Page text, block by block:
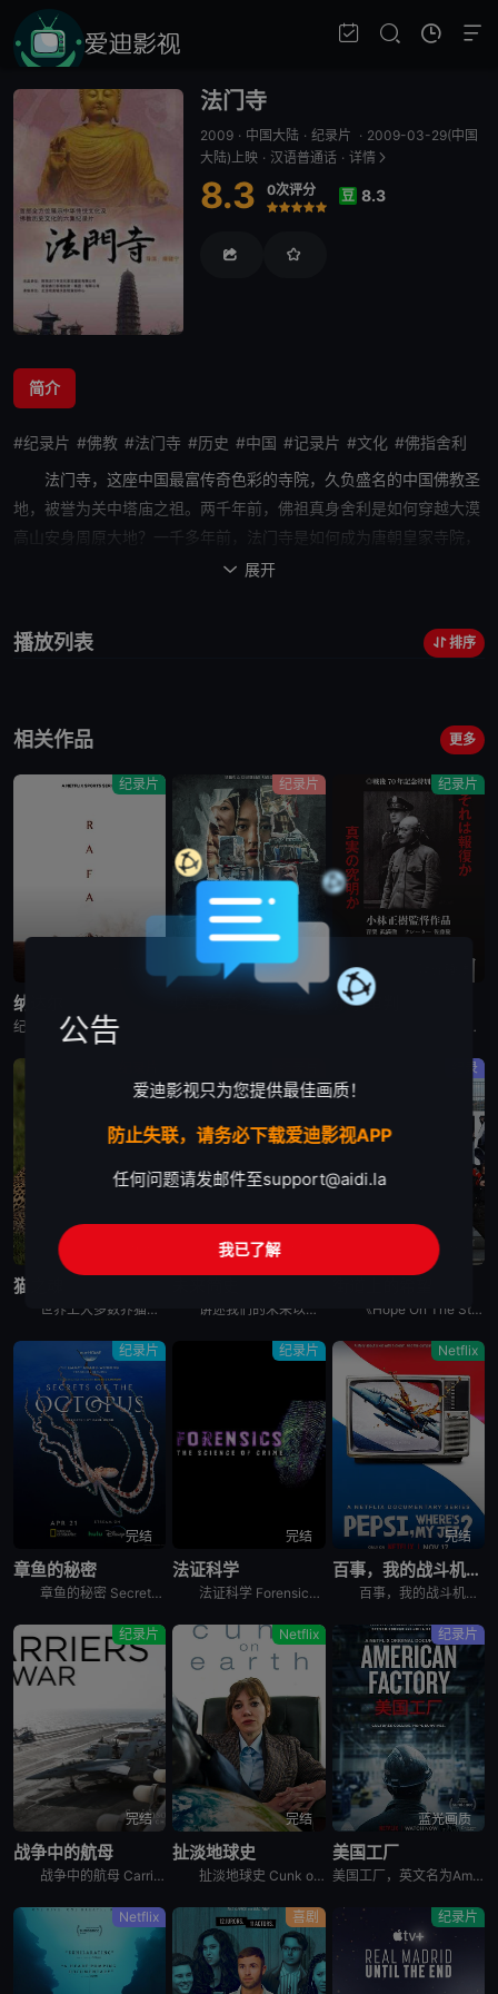
法门寺
2009 · 中国大陆 · 纪录片 · 2009-03-29(中国
大陆)上映 · 汉语普通话 · 详情
8.3 0次评分
很差
较差
还行推荐力荐
豆 8.3
简介
#纪录片 #佛教 #法门寺 #历史 #中国 #记录片 #文化 #佛指舍利
法门寺，这座中国最富传奇色彩的寺院，久负盛名的中国佛教圣
地，被誉为关中塔庙之祖。两千年前，佛祖真身舍利是如何穿越大漠
高山安身周原大地？一千多年前，
法门寺 是如何成为唐朝皇家寺院，
并集中展现了辉煌帝国的盖世雄风？20年前，在幽暗的地下度过漫长
替、帝王的好恶，历经兴衰荣辱，
沉浮？失传千年之久的唐密文
现。《法门寺
》是一部追溯历史的佛教“史记”，一幅再现圣地的历史
色彩的寺院－－法门寺 为核心，以独特的视角穿越历史迷雾 揭示佛教
历史上的系列千古谜团。通过法门寺地宫的发...
 展开
播放列表 排序
相关作品 更多
纪录片
已完结
纳达尔
纪录片
完结
纪录片
东京审判
围绕着東京审判这一重要历史事件, 本片除了讲述过程外, 更重要的还是提出了一系列国际法法律问题和伦理道德疑问, 如事后法问题, 战争罪的有無, 以及个人辩护和国家辩护的选择和远东国际法庭战犯的选择
猫之魂
世界上大多数养猫的人都能通过宠物的眼睛窥见动物的野性。这部纪录片着眼于家猫和它们的野生表亲们，以及它们的祖先之间，在行为上隐约可见的关联。镜头特别勾勒出这些相似之处，并向所谓的“主人们”（如果猫真 讲述我们的未来以及我们如何重新构想它们。由著名未来学家阿里·瓦拉赫主持，邀请观众踏上一次环游世界的旅程，充满发现、希望和可能性，了解我们今天所处的位置以及接下来会发生什么。将历史、科学和意想不到的
纪录
《Hope On The Street》是防弹少年团郑号锡（j-hope）推出的同名舞蹈练习日记内容。讲述j-hope在入伍前访问日本大阪、法国巴黎、美国纽约、韩国首尔和光州，并与当地的舞蹈家通过
纪录片
完结
章鱼的秘密
章鱼的秘密 Secrets of the Octopus是2024年澳大利亚,美国纪录片。艾美奖肯定《鲸之谜》制作团队最新力作。 &nbsp; &nbsp; &nbsp; &nbsp; &nbsp
纪录片
完结
法证科学
法证科学 Forensics: The Science of Crime是2020年犯罪纪录片。《法证科学》旨在向观众展示法医学是如何帮助破获各类犯罪案件的，通过在法医研究所、大学实验室、研究中心
Netflix
完结
百事，我的战斗机呢？
百事，我的战斗机呢？ Pepsi, Where&#39;s My Jet?是2022年美国历史纪录片。When a 20-year-old attempts to win a fighter je
纪录片
完结
战争中的航母
战争中的航母 Carriers at War分集剧情：第1集，以实时跟拍的方式，展示了超级航母布什号在阿拉伯海湾战争中的优异表现，以及强大战力背后辛苦和严禁的准备工作。机组人员严苛的修检F/A -
Netflix
完结
扯淡地球史
扯淡地球史 Cunk on Earth是2022年英国喜剧纪录片。Follows Philomena Cunk as she comically tells the story of our gr
纪录片
蓝光画质
美国工厂
美国工厂，英文名为American Factory，是2019年上映的美国纪录片电影。
Netflix 喜剧 纪录片
公告
爱迪影视只为您提供最佳画质！
防止失联，请务必下载爱迪影视APP
任何问题请发邮件至support@aidi.la
我已了解